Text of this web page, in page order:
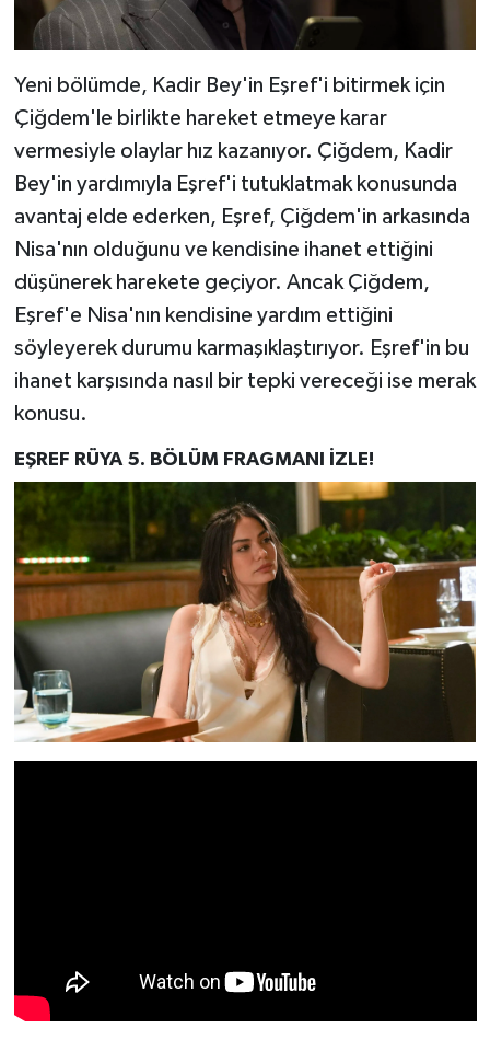
Yeni bölümde, Kadir Bey'in Eşref'i bitirmek için
Çiğdem'le birlikte hareket etmeye karar
vermesiyle olaylar hız kazanıyor. Çiğdem, Kadir
Bey'in yardımıyla Eşref'i tutuklatmak konusunda
avantaj elde ederken, Eşref, Çiğdem'in arkasında
Nisa'nın olduğunu ve kendisine ihanet ettiğini
düşünerek harekete geçiyor. Ancak Çiğdem,
Eşref'e Nisa'nın kendisine yardım ettiğini
söyleyerek durumu karmaşıklaştırıyor. Eşref'in bu
ihanet karşısında nasıl bir tepki vereceği ise merak
konusu.​
EŞREF RÜYA 5. BÖLÜM FRAGMANI İZLE!